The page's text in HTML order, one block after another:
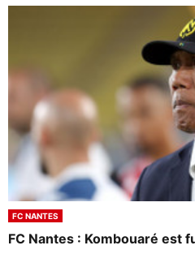
FC NANTES
FC Nantes : Kombouaré est